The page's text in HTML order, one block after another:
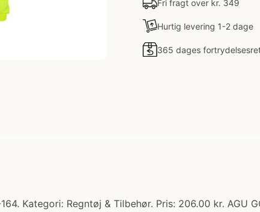
Fri fragt over kr. 349
Hurtig levering 1-2 dage
365 dages
Kategori: Regntøj & Tilbehør. Pris: 206.00 kr.